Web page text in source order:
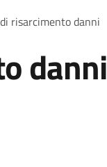
risarcimento danni
danni